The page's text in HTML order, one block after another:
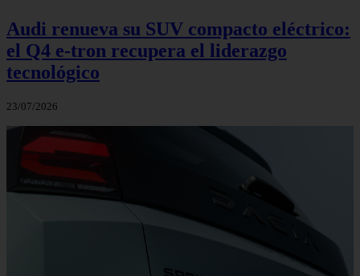
Audi renueva su SUV compacto eléctrico:
el Q4 e‑tron recupera el liderazgo
tecnológico
23/07/2026